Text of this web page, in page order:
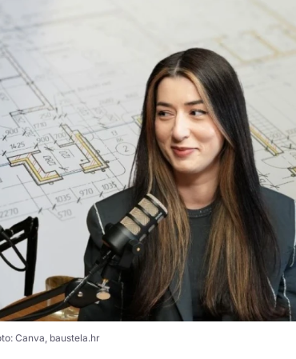
Canva, baustela.hr